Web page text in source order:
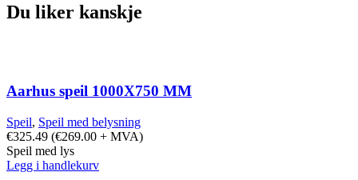
Du liker kanskje
Aarhus speil 1000X750 MM
Speil, Speil med belysning
€325.49 (€269.00 + MVA)
Speil med lys
Legg i handlekurv